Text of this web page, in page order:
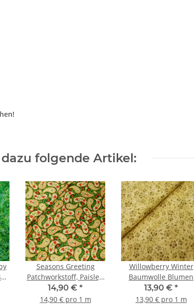
folgende Artikel:
Seasons Greeting
Patchworkstoff, Paisley,
beige rot, grün, gold
14,90 € *
14,90 € pro 1 m
Willowberry Winter
Baumwolle Blumen
gelbgrün
13,90 € *
13,90 € pro 1 m